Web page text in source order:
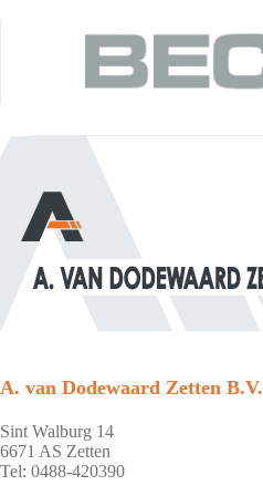
A. van Dodewaard Zetten B.V.
Sint Walburg 14
6671 AS Zetten
Tel: 0488-420390